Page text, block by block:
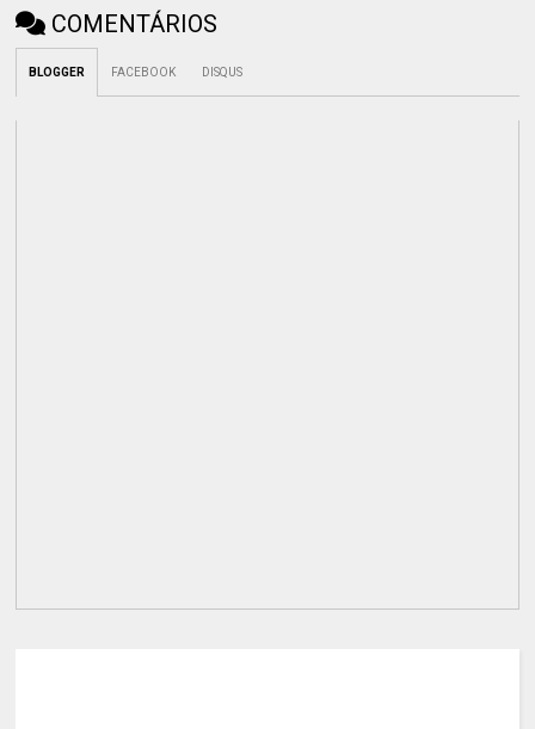
COMENTÁRIOS
BLOGGER FACEBOOK DISQUS